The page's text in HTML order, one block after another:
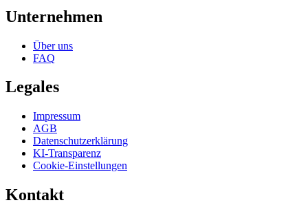
Unternehmen
Über uns
FAQ
Legales
Impressum
AGB
Datenschutzerklärung
KI-Transparenz
Cookie-Einstellungen
Kontakt